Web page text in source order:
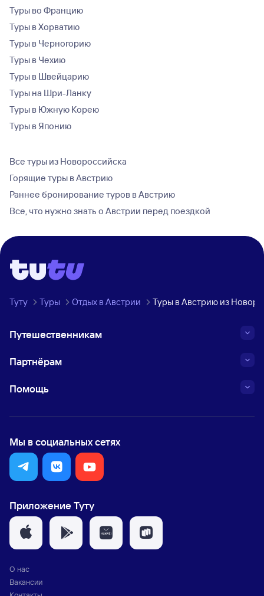
Туры во Францию
Туры в Хорватию
Туры в Черногорию
Туры в Чехию
Туры в Швейцарию
Туры на Шри-Ланку
Туры в Южную Корею
Туры в Японию
Все туры из Новороссийска
Горящие туры в Австрию
Раннее бронирование туров в Австрию
Все, что нужно знать о Австрии перед поездкой
Туту Туры Отдых в Австрии Туры в Австрию из
Путешественникам
Партнёрам
Помощь
Мы в социальных сетях
Приложение Туту
О нас
Вакансии